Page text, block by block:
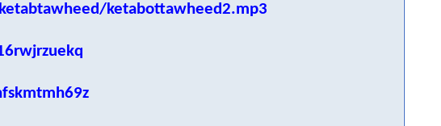
ketabottawheed2.mp3